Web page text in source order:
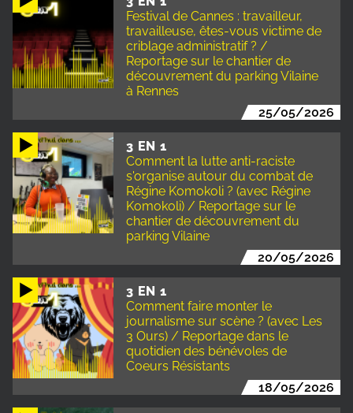
Festival de Cannes : travailleur,
travailleuse, êtes-vous victime de
criblage administratif ? /
Reportage sur le chantier de
découvrement du parking Vilaine
à Rennes
25/05/2026
3 EN 1
Comment la lutte anti-raciste
s'organise autour du combat de
Régine Komokoli ? (avec Régine
Komokoli) / Reportage sur le
chantier de découvrement du
parking Vilaine
20/05/2026
3 EN 1
Comment faire monter le
journalisme sur scène ? (avec Les
3 Ours) / Reportage dans le
quotidien des bénévoles de
Coeurs Résistants
18/05/2026